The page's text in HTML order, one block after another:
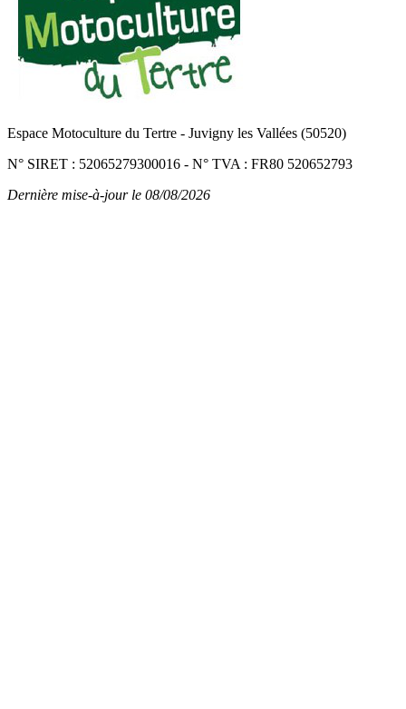
Espace Motoculture du Tertre - Juvigny les Vallées (50520)
N° SIRET : 52065279300016 - N° TVA : FR80 520652793
Dernière mise-à-jour le 08/08/2026